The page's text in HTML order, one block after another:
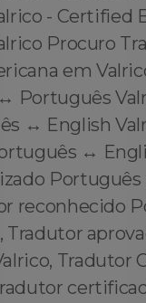
- Certified
Procuro
em
Português
↔️ English
↔️
reconhecido
Tradutor
Tradutor